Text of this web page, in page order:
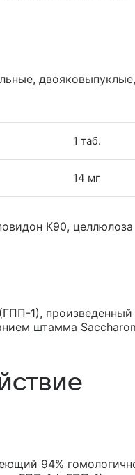
1 таб.
14 мг
К90, целлюлоза
1),
штамма
94%